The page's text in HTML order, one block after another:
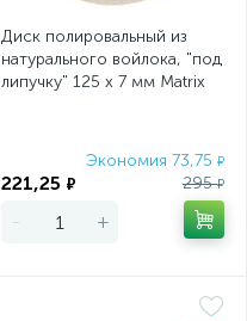
Диск полировальный из
натурального войлока, "под
липучку" 125 х 7 мм Matrix
Экономия 73,75 ₽
221,25 ₽ 295₽
- +